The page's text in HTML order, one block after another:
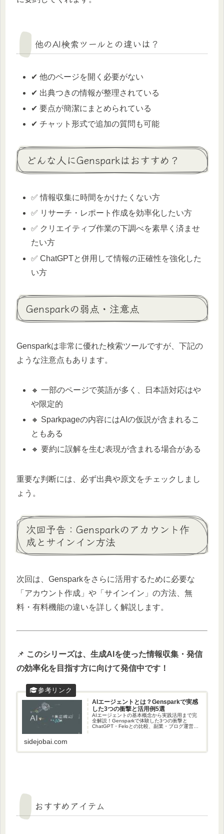
他のAI検索ツールとの違いは？
✔ 他のページを開く必要がない
✔ 出典つきの情報が整理されている
✔ 要点が簡潔にまとめられている
✔ チャット形式で追加の質問も可能
どんな人にGensparkはおすすめ？
✅ 情報収集に時間をかけたくない方
✅ リサーチ・レポート作成を効率化したい方
✅ クリエイティブ作業の下調べを素早く済ませ
たい方
✅ ChatGPTと併用して情報の正確性を強化した
い方
Gensparkの弱点・注意点
Gensparkは非常に優れた検索ツールですが、下記の
ような注意点もあります。
🔸 一部のページで英語が多く、日本語対応はや
や限定的
🔸 Sparkpageの内容にはAIの仮説が含まれるこ
ともある
🔸 要約に誤解を生む表現が含まれる場合がある
重要な判断には、必ず出典や原文をチェックしまし
ょう。
次回予告：Gensparkのアカウント作
成とサインイン方法
次回は、Gensparkをさらに活用するために必要な
「アカウント作成」や「サインイン」の方法、無
料・有料機能の違いを詳しく解説します。
📌 このシリーズは、生成AIを使った情報収集・発信
の効率化を目指す方に向けて発信中です！
AIエージェントとは？Gensparkで実感
した3つの衝撃と活用例5選
AIエージェントの基本概念から実践活用まで完
全解説！Gensparkで体験した3つの衝撃と
ChatGPT・Feloとの比較、副業・ブログ運営で
sidejobai.com
おすすめアイテム